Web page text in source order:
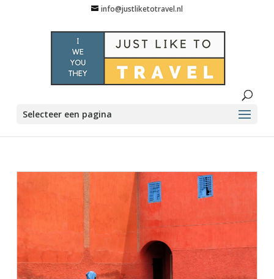
info@justliketotravel.nl
Selecteer een pagina